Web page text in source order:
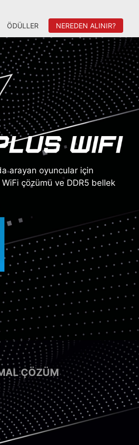
ÖDÜLLER NEREDEN ALINIR?
arayan oyuncular için
çözümü ve DDR5 bellek
ÇÖZÜM